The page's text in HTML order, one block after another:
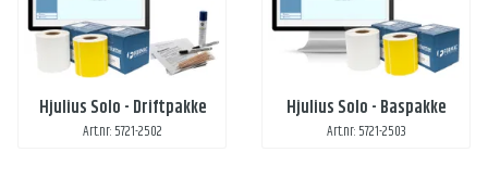
Hjulius Solo - Driftpakke
Art.nr: 5721-2502
Hjulius Solo - Baspakke
Art.nr: 5721-2503